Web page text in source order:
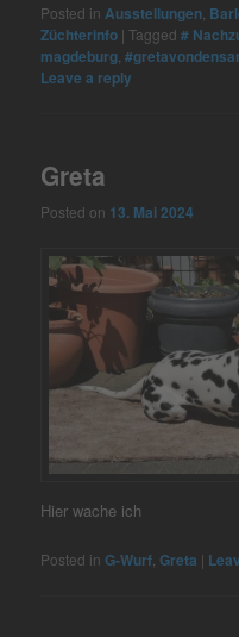
Posted in Ausstellungen
Züchterinfo |Tagged #
magdeburg ,
Leave a reply
Greta
Posted on 13. Mai 2024
Hier wache ich
Posted in G-Wurf ,Greta |